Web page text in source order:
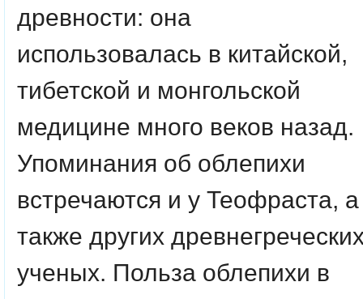
древности: она
использовалась в китайской,
тибетской и монгольской
медицине много веков назад.
Упоминания об облепихи
встречаются и у Теофраста, а
также других
ученых. Польза облепихи в